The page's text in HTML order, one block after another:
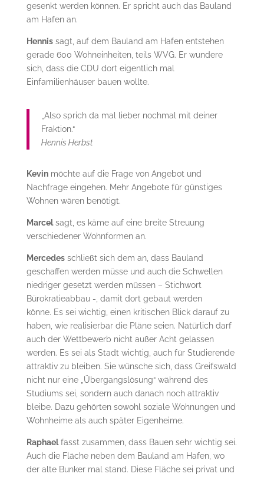
gesenkt werden können. Er spricht auch das Bauland
am Hafen an.
Hennissagt, auf dem Bauland am Hafen entstehen
gerade 600 Wohneinheiten, teils WVG. Er wundere
sich, dass die CDU dort eigentlich mal
Einfamilienhäuser bauen wollte.
„Also sprich da mal lieber nochmal mit deiner
Fraktion.“
Hennis Herbst
Kevinmöchte auf die Frage von Angebot und
Nachfrage eingehen. Mehr Angebote für günstiges
Wohnen wären benötigt.
Marcelsagt, es käme auf eine breite Streuung
verschiedener Wohnformen an.
Mercedesschließt sich dem an, dass Bauland
geschaffen werden müsse und auch die Schwellen
niedriger gesetzt werden müssen – Stichwort
Bürokratieabbau -, damit dort gebaut werden
könne. Es sei wichtig, einen kritischen Blick darauf zu
haben, wie realisierbar die Pläne seien. Natürlich darf
auch der Wettbewerb nicht außer Acht gelassen
werden. Es sei als Stadt wichtig, auch für Studierende
attraktiv zu bleiben. Sie wünsche sich, dass Greifswald
nicht nur eine „Übergangslösung“ während des
Studiums sei, sondern auch danach noch attraktiv
bleibe. Dazu gehörten sowohl soziale Wohnungen und
Wohnheime als auch später Eigenheime.
Raphaelfasst zusammen, dass Bauen sehr wichtig sei.
Auch die Fläche neben dem Bauland am Hafen, wo
der alte Bunker mal stand. Diese Fläche sei privat und